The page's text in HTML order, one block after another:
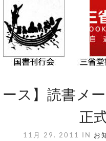
ース】読書メ
正
11月 29. 2011 IN お